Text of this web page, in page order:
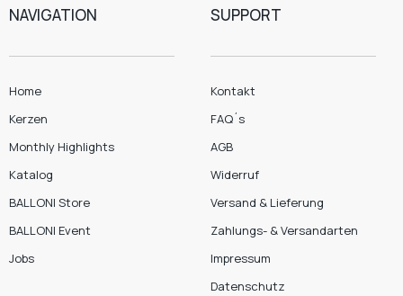
NAVIGATION
Home
Kerzen
Monthly Highlights
Katalog
BALLONI Store
BALLONI Event
Jobs
SUPPORT
Kontakt
FAQ´s
AGB
Widerruf
Versand & Lieferung
Zahlungs- & Versandarten
Impressum
Datenschutz